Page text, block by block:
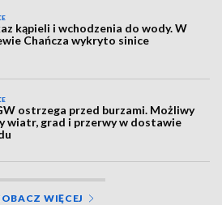
kąpieli i wchodzenia do wody. W
Chańcza wykryto sinice
ostrzega przed burzami. Możliwy
wiatr, grad i przerwy w dostawie
WIĘCEJ